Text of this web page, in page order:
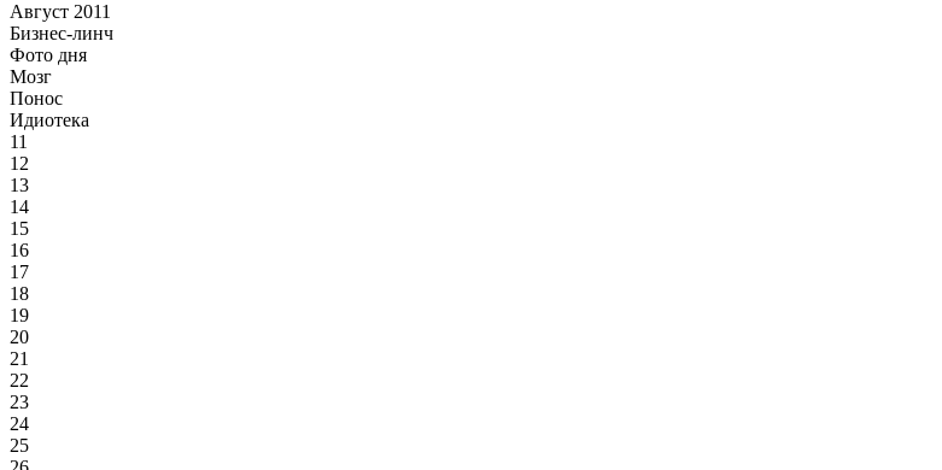
Август 2011
Бизнес-линч
Фото дня
Мозг
Понос
Идиотека
11
12
13
14
15
16
17
18
19
20
21
22
23
24
25